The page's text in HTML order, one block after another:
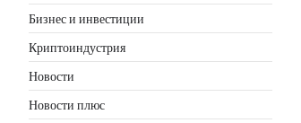
Бизнес и инвестиции
Криптоиндустрия
Новости
Новости плюс